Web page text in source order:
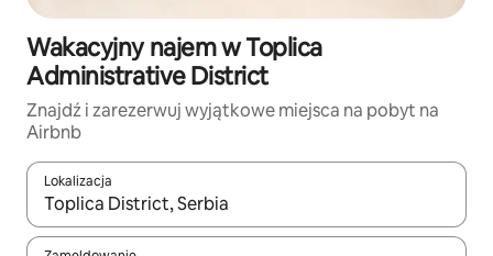
Wakacyjny najem w Toplica
Administrative District
Znajdź i zarezerwuj wyjątkowe miejsca na pobyt na
Airbnb
Lokalizacja
Gdy wyniki będą dostępne, możesz poruszać się po nich za